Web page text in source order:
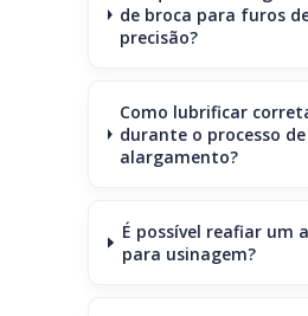
de broca para furos
precisão?
Como lubrificar
durante o processo de
alargamento?
É possível reafiar um
para usinagem?